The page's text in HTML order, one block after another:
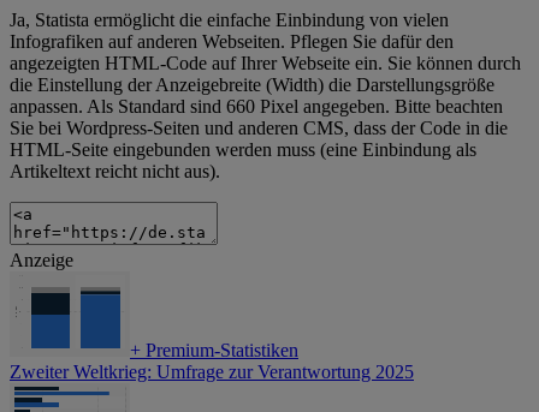
Ja, Statista ermöglicht die einfache Einbindung von vielen
Infografiken auf anderen Webseiten. Pflegen Sie dafür den
angezeigten HTML-Code auf Ihrer Webseite ein. Sie können durch
die Einstellung der Anzeigebreite (Width) die Darstellungsgröße
anpassen. Als Standard sind 660 Pixel angegeben. Bitte beachten
Sie bei Wordpress-Seiten und anderen CMS, dass der Code in die
HTML-Seite eingebunden werden muss (eine Einbindung als
Artikeltext reicht nicht aus).
Anzeige
+ Premium-Statistiken
Zweiter Weltkrieg: Umfrage zur Verantwortung 2025